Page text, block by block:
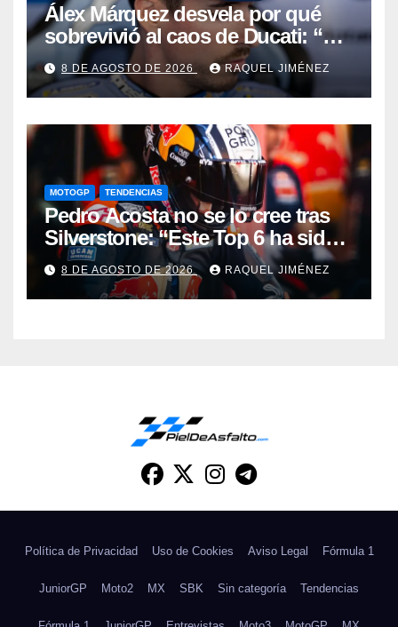
Álex Márquez desvela por qué
sobrevivió al caos de Ducati: “No
sé cómo acabé siendo el mejor”
8 DE AGOSTO DE 2026 RAQUEL JIMÉNEZ
MOTOGP TENDENCIAS
Pedro Acosta no se lo cree tras
Silverstone: “Este Top 6 ha sido
una sorpresa”
8 DE AGOSTO DE 2026 RAQUEL JIMÉNEZ
Política de Privacidad Uso de Cookies Aviso Legal Fórmula 1
JuniorGP Moto2 MX SBK Sin categoría Tendencias